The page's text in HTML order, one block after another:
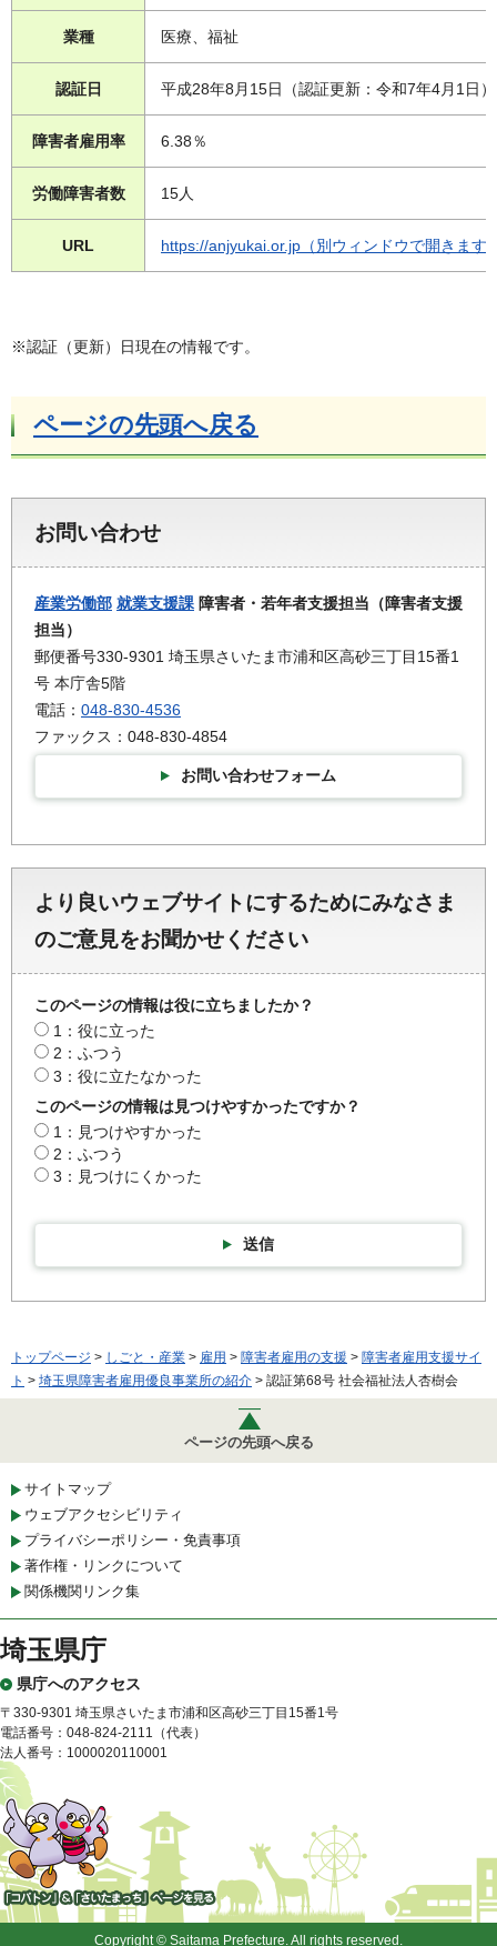
業種 医療、福祉
認証日 平成28年8月15日（認証更新：令和7年4月1日）
障害者雇用率 6.38％
労働障害者数 15人
URL https://anjyukai.or.jp（別ウィンドウで開きます
※認証（更新）日現在の情報です。
ページの先頭へ戻る
お問い合わせ
産業労働部 就業支援課 障害者・若年者支援担当（障害者支援
担当）
郵便番号330-9301 埼玉県さいたま市浦和区高砂三丁目15番1
号 本庁舎5階
電話： 048-830-4536
ファックス：048-830-4854
お問い合わせフォーム
より良いウェブサイトにするためにみなさま
のご意見をお聞かせください
このページの情報は役に立ちましたか？
1：役に立った
2：ふつう
3：役に立たなかった
このページの情報は見つけやすかったですか？
1：見つけやすかった
2：ふつう
3：見つけにくかった
送信
トップページ > しごと・産業 > 雇用 > 障害者雇用の支援 > 障害者雇用支援サイ
ト > 埼玉県障害者雇用優良事業所の紹介 > 認証第68号 社会福祉法人杏樹会
ページの先頭へ戻る
サイトマップ
ウェブアクセシビリティ
プライバシーポリシー・免責事項
著作権・リンクについて
関係機関リンク集
埼玉県庁
県庁へのアクセス
〒330-9301 埼玉県さいたま市浦和区高砂三丁目15番1号
電話番号：048-824-2111（代表）
法人番号：1000020110001
「コバトン」&「さいたまっ
Copyright © Saitama Prefecture. All rights reserved.